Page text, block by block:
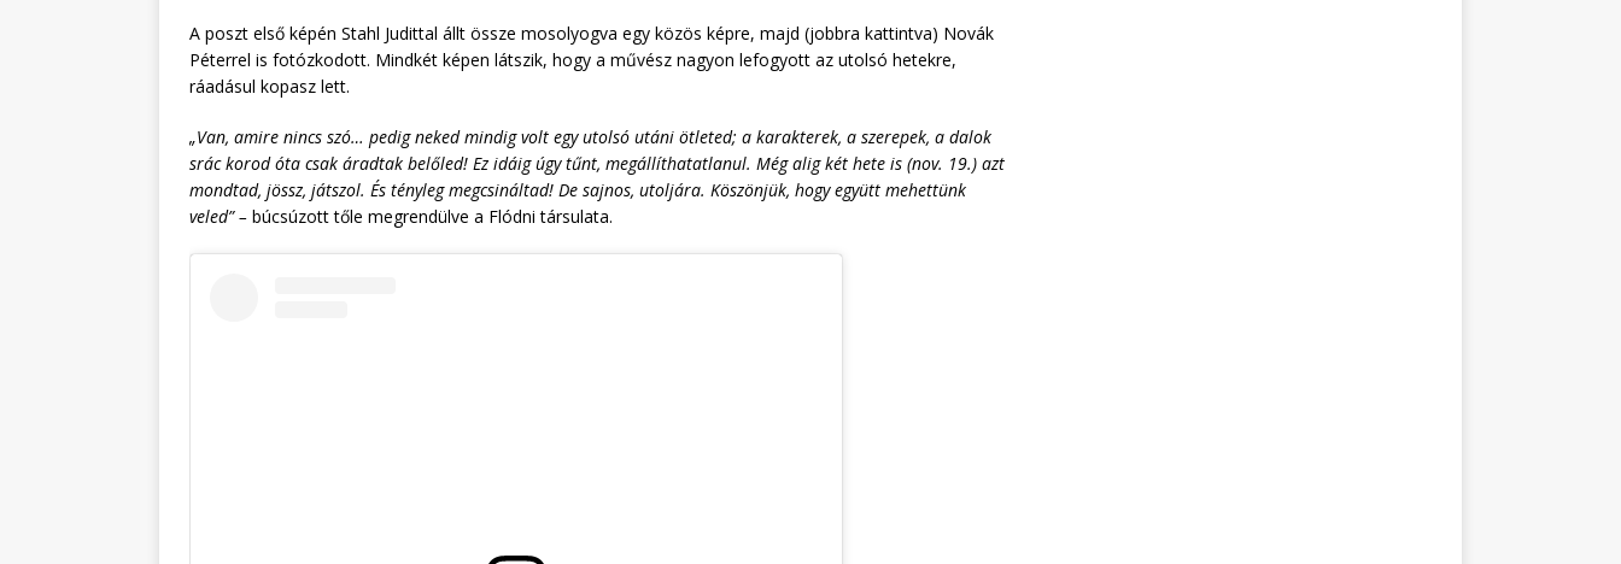
A poszt első képén Stahl Judittal állt össze mosolyogva egy közös képre, majd (jobbra kattintva) Novák
Péterrel is fotózkodott. Mindkét képen látszik, hogy a művész nagyon lefogyott az utolsó hetekre,
ráadásul kopasz lett.
„Van, amire nincs szó… pedig neked mindig volt egy utolsó utáni ötleted; a karakterek, a szerepek, a dalok
srác korod óta csak áradtak belőled! Ez idáig úgy tűnt, megállíthatatlanul. Még alig két hete is (nov. 19.) azt
mondtad, jössz, játszol. És tényleg megcsináltad! De sajnos, utoljára. Köszönjük, hogy együtt mehettünk
veled” – búcsúzott tőle megrendülve a Flódni társulata.